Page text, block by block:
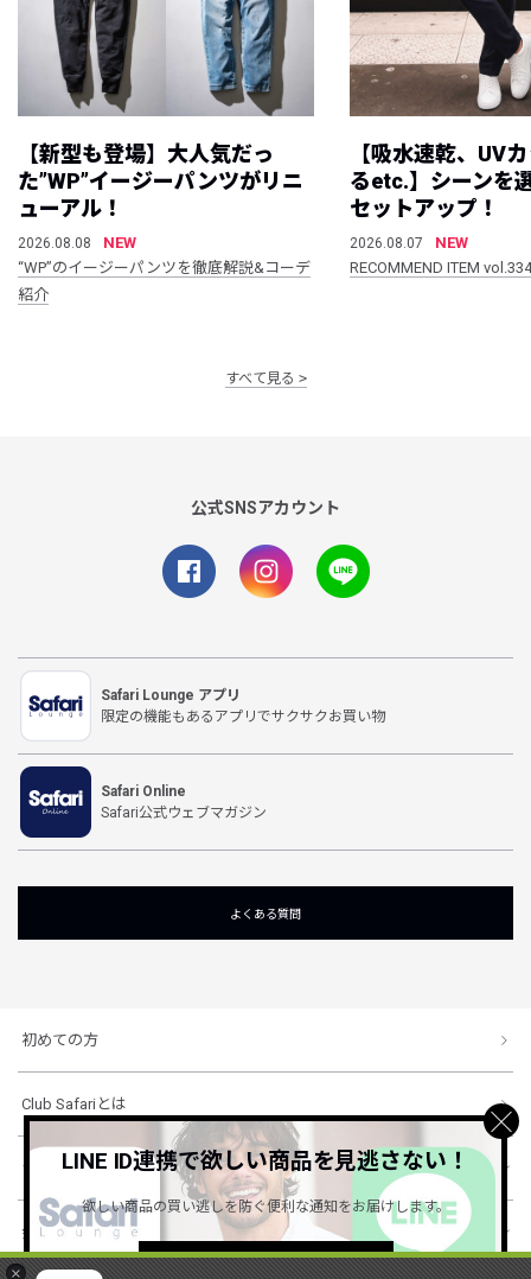
×
【新型も登場】大人気だっ
た”WP”イージーパンツがリニ
ューアル！
2026.08.08
NEW
“WP”のイージーパンツを徹底解説&コーデ
紹介
【吸水速乾、UV
るetc.】シーンを
セットアップ！
2026.08.07
NEW
RECOMMEND ITEM vol.334
すべて見る
公式SNSアカウント
Safari Lounge アプリ
限定の機能もあるアプリでサクサクお買い物
Safari Online
Safari公式ウェブマガジン
よくある質問
初めての方
Club Safariとは
ショッピングガイド
会社概要・規約
LINE ID連携で欲しい商品を見逃さない！
欲しい商品の買い逃しを防ぐ便利な通知をお届けします。
詳しくはこちら ＞